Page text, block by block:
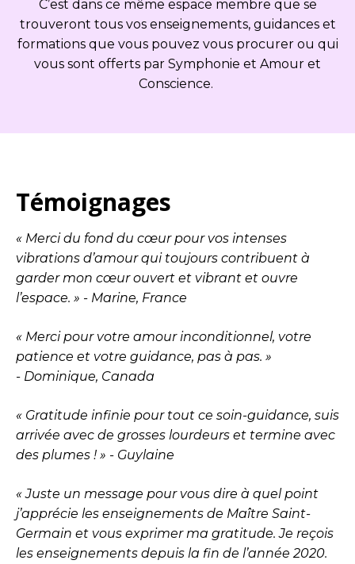
C’est dans ce même espace membre que se
trouveront tous vos enseignements, guidances et
formations que vous pouvez vous procurer ou qui
vous sont offerts par Symphonie et Amour et
Conscience.
Témoignages
« Merci du fond du cœur pour vos intenses
vibrations d’amour qui toujours contribuent à
garder mon cœur ouvert et vibrant et ouvre
l’espace. » - Marine, France
« Merci pour votre amour inconditionnel, votre
patience et votre guidance, pas à pas. »
- Dominique, Canada
« Gratitude infinie pour tout ce soin-guidance, suis
arrivée avec de grosses lourdeurs et termine avec
des plumes ! » - Guylaine
« Juste un message pour vous dire à quel point
j’apprécie les enseignements de Maître Saint-
Germain et vous exprimer ma gratitude. Je reçois
les enseignements depuis la fin de l’année 2020.